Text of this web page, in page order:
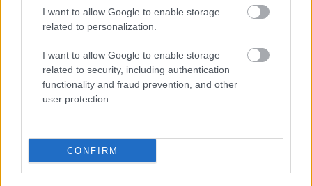
I want to allow Google to enable storage
related to personalization.
I want to allow Google to enable storage
related to security, including authentication
functionality and fraud prevention, and other
user protection.
CONFIRM
Τα 30 χρόνια του Φεστιβάλ Σταφίδας στο Γρηγόρη